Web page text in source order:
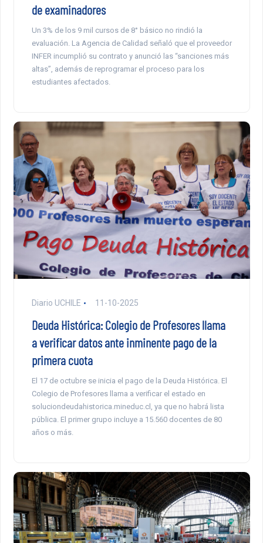
de examinadores
Un 3% de los 9 mil cursos de 8° básico no rindió la
evaluación. La Agencia de Calidad señaló que el proveedor
INFER incumplió su contrato y anunció las “sanciones más
altas”, además de reprogramar el proceso para los
estudiantes afectados.
Diario UCHILE 11-10-2025
Deuda Histórica: Colegio de Profesores llama
a verificar datos ante inminente pago de la
primera cuota
El 17 de octubre se inicia el pago de la Deuda Histórica. El
Colegio de Profesores llama a verificar el estado en
soluciondeudahistorica.mineduc.cl, ya que no habrá lista
pública. El primer grupo incluye a 15.560 docentes de 80
años o más.